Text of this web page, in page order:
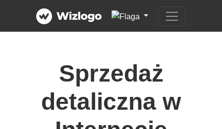
Sprzedaż
detaliczna w